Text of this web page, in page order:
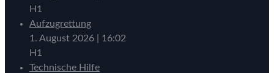
H1
Aufzugrettung
1. August 2026
16:02
H1
Technische Hilfe